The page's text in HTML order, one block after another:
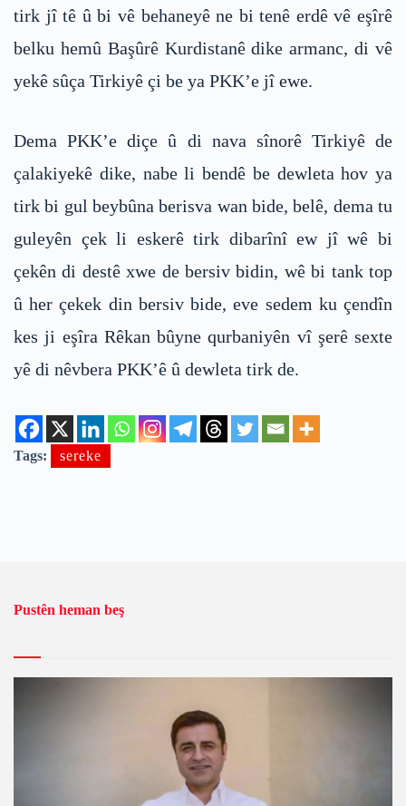
tirk jî tê û bi vê behaneyê ne bi tenê erdê vê eşîrê
belku hemû Başûrê Kurdistanê dike armanc, di vê
yekê sûça Tirkiyê çi be ya PKK’e jî ewe.
Dema PKK’e diçe û di nava sînorê Tirkiyê de
çalakiyekê dike, nabe li bendê be dewleta hov ya
tirk bi gul beybûna berisva wan bide, belê, dema tu
guleyên çek li eskerê tirk dibarînî ew jî wê bi
çekên di destê xwe de bersiv bidin, wê bi tank top
û her çekek din bersiv bide, eve sedem ku çendîn
kes ji eşîra Rêkan bûyne qurbaniyên vî şerê sexte
yê di nêvbera PKK’ê û dewleta tirk de.
Tags: sereke
Pustên heman beş